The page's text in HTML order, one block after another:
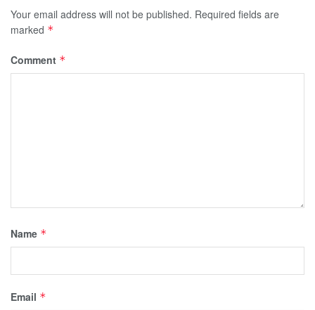
Your email address will not be published. Required fields are
marked *
Comment *
Name *
Email *